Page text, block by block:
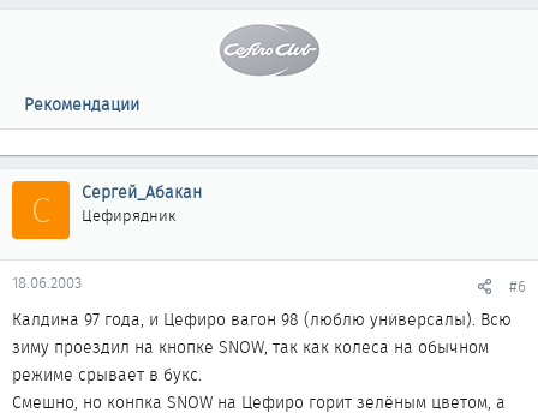
Рекомендации
С Сергей_Абакан
Цефирядник
18.06.2003 #6
Калдина 97 года, и Цефиро вагон 98 (люблю универсалы). Всю
зиму проездил на кнопке SNOW, так как колеса на обычном
режиме срывает в букс.
Смешно, но конпка SNOW на Цефиро горит зелёным цветом, а